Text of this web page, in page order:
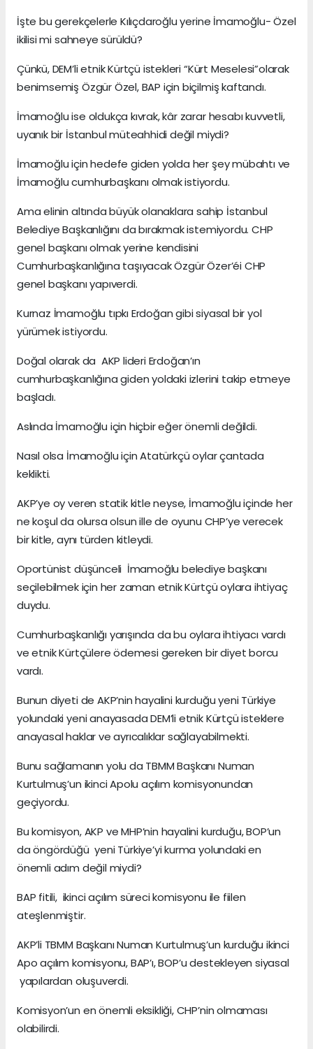
İşte bu gerekçelerle Kılıçdaroğlu yerine İmamoğlu- Özel
ikilisi mi sahneye sürüldü?
Çünkü, DEM’li etnik Kürtçü istekleri “Kürt Meselesi”olarak
benimsemiş Özgür Özel, BAP için biçilmiş kaftandı.
İmamoğlu ise oldukça kıvrak, kâr zarar hesabı kuvvetli,
uyanık bir İstanbul müteahhidi değil miydi?
İmamoğlu için hedefe giden yolda her şey mübahtı ve
İmamoğlu cumhurbaşkanı olmak istiyordu.
Ama elinin altında büyük olanaklara sahip İstanbul
Belediye Başkanlığını da bırakmak istemiyordu. CHP
genel başkanı olmak yerine kendisini
Cumhurbaşkanlığına taşıyacak Özgür Özer’éi CHP
genel başkanı yapıverdi.
Kurnaz İmamoğlu tıpkı Erdoğan gibi siyasal bir yol
yürümek istiyordu.
Doğal olarak da AKP lideri Erdoğan’ın
cumhurbaşkanlığına giden yoldaki izlerini takip etmeye
başladı.
Aslında İmamoğlu için hiçbir eğer önemli değildi.
Nasıl olsa İmamoğlu için Atatürkçü oylar çantada
keklikti.
AKP’ye oy veren statik kitle neyse, İmamoğlu içinde her
ne koşul da olursa olsun ille de oyunu CHP’ye verecek
bir kitle, aynı türden kitleydi.
Oportünist düşünceli İmamoğlu belediye başkanı
seçilebilmek için her zaman etnik Kürtçü oylara ihtiyaç
duydu.
Cumhurbaşkanlığı yarışında da bu oylara ihtiyacı vardı
ve etnik Kürtçülere ödemesi gereken bir diyet borcu
vardı.
Bunun diyeti de AKP’nin hayalini kurduğu yeni Türkiye
yolundaki yeni anayasada DEM’li etnik Kürtçü isteklere
anayasal haklar ve ayrıcalıklar sağlayabilmekti.
Bunu sağlamanın yolu da TBMM Başkanı Numan
Kurtulmuş’un ikinci Apolu açılım komisyonundan
geçiyordu.
Bu komisyon, AKP ve MHP’nin hayalini kurduğu, BOP’un
da öngördüğü yeni Türkiye’yi kurma yolundaki en
önemli adım değil miydi?
BAP fitili, ikinci açılım süreci komisyonu ile fiilen
ateşlenmiştir.
AKP’li TBMM Başkanı Numan Kurtulmuş’un kurduğu ikinci
Apo açılım komisyonu, BAP’ı, BOP’u destekleyen siyasal
yapılardan oluşuverdi.
Komisyon’un en önemli eksikliği, CHP’nin olmaması
olabilirdi.